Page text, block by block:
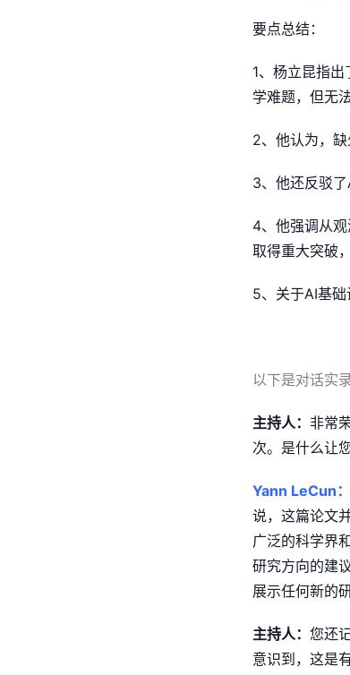
要点总结：
1、杨立昆指
学难题，但无
2、他认为，
3、他还反驳
4、他强调从
取得重大突破
5、关于AI基
以下是对话实
主持人： 非常
次。是什么让
Yann LeCun：
说，这篇论文
广泛的科学界
研究方向的建
展示任何新的
主持人： 您还
意识到，这是